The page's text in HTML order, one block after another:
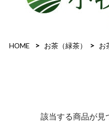
HOME お茶（緑茶） お
該当する商品が見